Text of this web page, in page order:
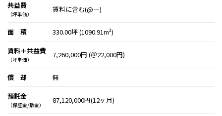
共益費
（坪単価）
賃料に含む(@―)
面 積
330.00坪 (1090.91m²)
賃料＋共益費
（坪単価）
7,260,000円 (＠22,000円)
償 却
無
預託金
（保証金/敷金）
87,120,000円(12ヶ月)